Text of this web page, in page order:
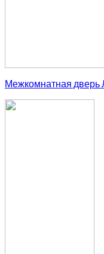
Межкомнатная дверь